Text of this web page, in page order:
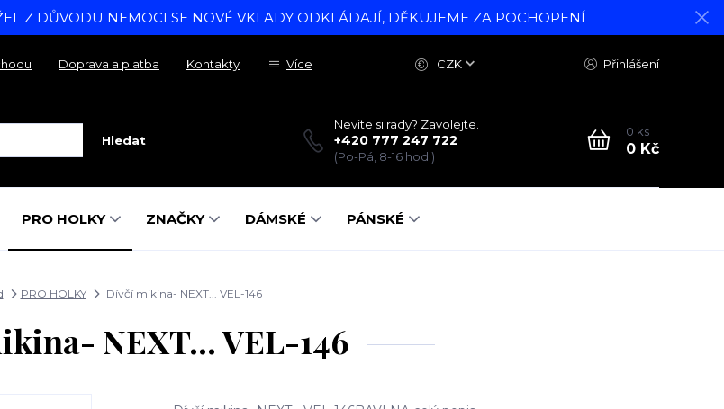
Z DŮVODU NEMOCI SE NOVÉ VKLADY ODKLÁDAJÍ, DĚKUJEME ZA POCHOPENÍ
Doprava a platba Kontakty Více CZK Přihlášení
Hledat
Nevíte si rady? Zavolejte.
+420 777 247 722
(Po-Pá, 8-16 hod.)
0 ks
0 Kč
PRO HOLKY ZNAČKY DÁMSKÉ PÁNSKÉ
PRO HOLKY Dívčí mikina- NEXT... VEL-146
NEXT... VEL-146